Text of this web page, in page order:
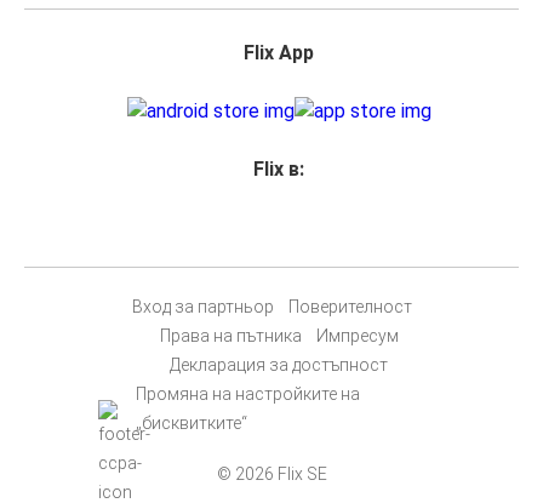
Flix App
Flix в:
Вход за партньор
Поверителност
Права на пътника
Импресум
Декларация за достъпност
Промяна на настройките на
„бисквитките“
© 2026 Flix SE